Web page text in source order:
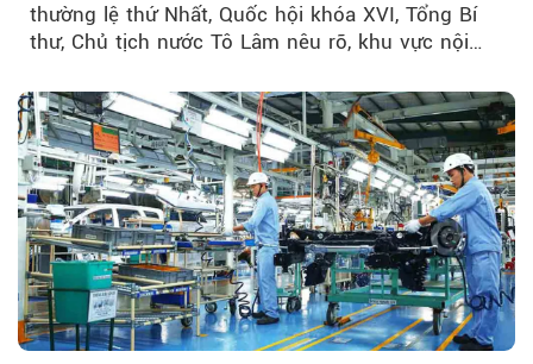
thường lệ thứ Nhất, Quốc hội khóa XVI, Tổng Bí
thư, Chủ tịch nước Tô Lâm nêu rõ, khu vực nội